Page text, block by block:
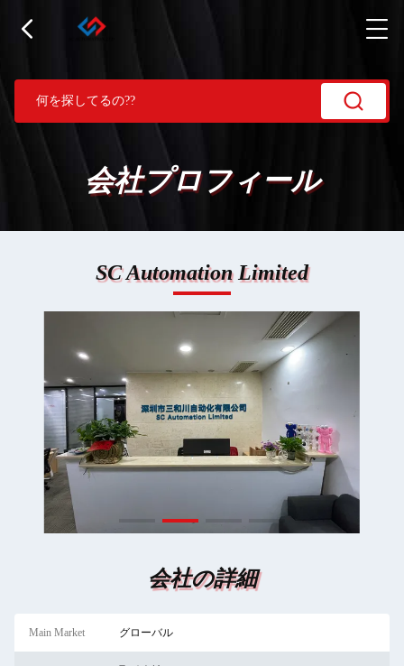
会社プロフィール
SC Automation Limited
会社の詳細
Main Market グローバル